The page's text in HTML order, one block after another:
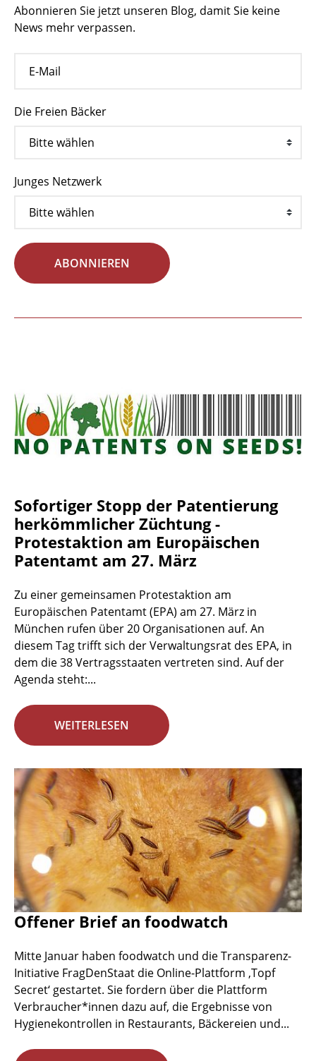
Abonnieren Sie jetzt unseren Blog, damit Sie keine
News mehr verpassen.
Die Freien Bäcker
Junges Netzwerk
ABONNIEREN
Sofortiger Stopp der Patentierung
herkömmlicher Züchtung -
Protestaktion am Europäischen
Patentamt am 27. März
Zu einer gemeinsamen Protestaktion am
Europäischen Patentamt (EPA) am 27. März in
München rufen über 20 Organisationen auf. An
diesem Tag trifft sich der Verwaltungsrat des EPA, in
dem die 38 Vertragsstaaten vertreten sind. Auf der
Agenda steht:...
WEITERLESEN
Offener Brief an foodwatch
Mitte Januar haben foodwatch und die Transparenz-
Initiative FragDenStaat die Online-Plattform ‚Topf
Secret‘ gestartet. Sie fordern über die Plattform
Verbraucher*innen dazu auf, die Ergebnisse von
Hygienekontrollen in Restaurants, Bäckereien und...